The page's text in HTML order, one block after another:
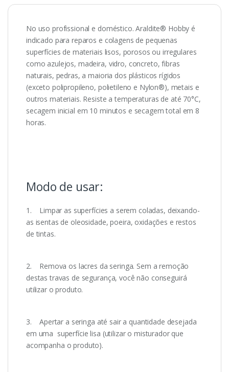
No uso profissional e doméstico. Araldite® Hobby é
indicado para reparos e colagens de pequenas
superfícies de materiais lisos, porosos ou irregulares
como azulejos, madeira, vidro, concreto, fibras
naturais, pedras, a maioria dos plásticos rígidos
(exceto polipropileno, polietileno e Nylon®), metais e
outros materiais. Resiste a temperaturas de até 70°C,
secagem inicial em 10 minutos e secagem total em 8
horas.
Modo de usar:
1. Limpar as superfícies a serem coladas, deixando-
as isentas de oleosidade, poeira, oxidações e restos
de tintas.
2. Remova os lacres da seringa. Sem a remoção
destas travas de segurança, você não conseguirá
utilizar o produto.
3. Apertar a seringa até sair a quantidade desejada
em uma superfície lisa (utilizar o misturador que
acompanha o produto).